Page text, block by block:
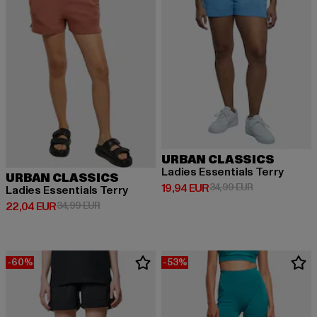
URBAN CLASSICS
Ladies Essentials Terry
22,04 EUR
Derzeitiger Preis: 22,04 EUR
34,99 EURAktionspreis: 34,99 EUR
URBAN CLASSICS
Ladies Essentials Terry
19,94 EUR
Derzeitiger Preis: 19,94 EUR
34,99 EURAktionspreis:
-60% -53%